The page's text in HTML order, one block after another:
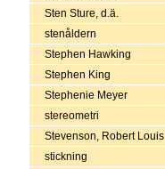
Sten Sture, d.ä.
stenåldern
Stephen Hawking
Stephen King
Stephenie Meyer
stereometri
Stevenson, Robert Louis
stickning